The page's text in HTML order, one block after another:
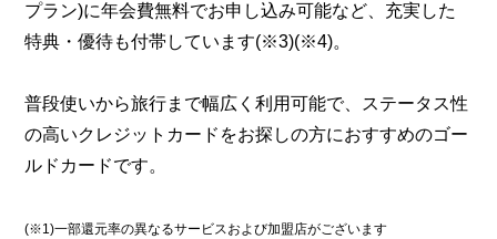
プラン)に年会費無料でお申し込み可能など、充実した
特典・優待も付帯しています(※3)(※4)。
普段使いから旅行まで幅広く利用可能で、ステータス性
の高いクレジットカードをお探しの方におすすめのゴー
ルドカードです。
(※1)一部還元率の異なるサービスおよび加盟店がございます